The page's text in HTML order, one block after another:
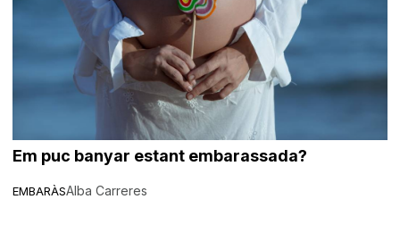
EMBARÀS
Em puc banyar estant embarassada?
Alba Carreres